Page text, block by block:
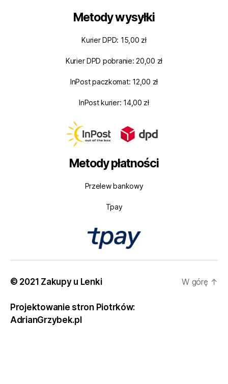
Metody wysyłki
Kurier DPD: 15,00 zł
Kurier DPD pobranie: 20,00 zł
InPost paczkomat: 12,00 zł
InPost kurier: 14,00 zł
Metody płatności
Przelew bankowy
Tpay
© 2021 Zakupy u Lenki
Projektowanie stron Piotrków:
AdrianGrzybek.pl
W górę ↑